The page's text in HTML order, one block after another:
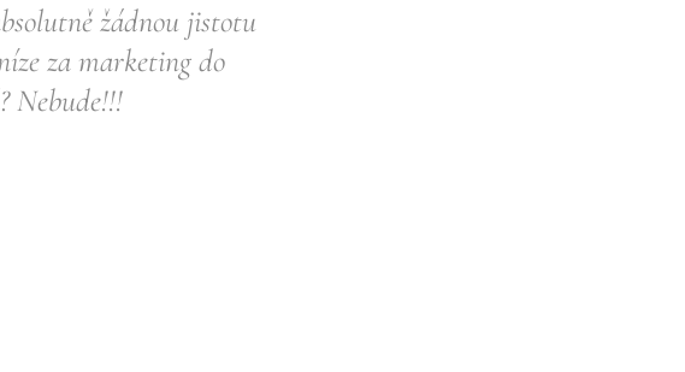
žádnou jistotu
za marketing do
Nebude!!!